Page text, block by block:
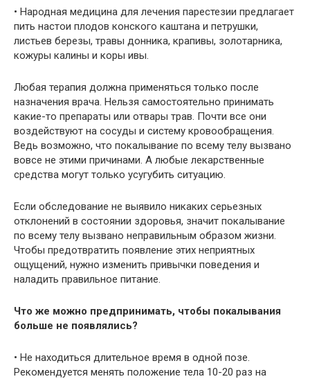
• Народная медицина для лечения парестезии предлагает
пить настои плодов конского каштана и петрушки,
листьев березы, травы донника, крапивы, золотарника,
кожуры калины и коры ивы.
Любая терапия должна применяться только после
назначения врача. Нельзя самостоятельно принимать
какие-то препараты или отвары трав. Почти все они
воздействуют на сосуды и систему кровообращения.
Ведь возможно, что покалывание по всему телу вызвано
вовсе не этими причинами. А любые лекарственные
средства могут только усугубить ситуацию.
Если обследование не выявило никаких серьезных
отклонений в состоянии здоровья, значит покалывание
по всему телу вызвано неправильным образом жизни.
Чтобы предотвратить появление этих неприятных
ощущений, нужно изменить привычки поведения и
наладить правильное питание.
Что же можно предпринимать, чтобы покалывания
больше не появлялись?
• Не находиться длительное время в одной позе.
Рекомендуется менять положение тела 10-20 раз на